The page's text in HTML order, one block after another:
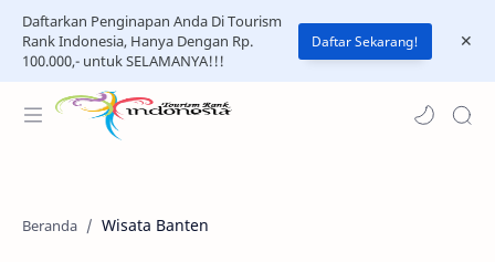
Daftarkan Penginapan Anda Di Tourism
Rank Indonesia, Hanya Dengan Rp.
100.000,- untuk SELAMANYA!!!
Daftar Sekarang!
Wisata Banten